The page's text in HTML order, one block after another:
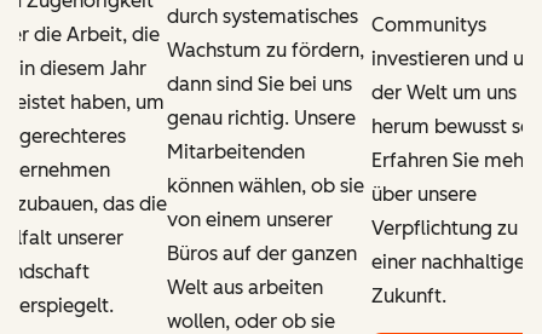
die Arbeit, die
in diesem Jahr
haben, um
gerechteres
das die
unserer
durch systematisches
Wachstum zu fördern,
dann sind Sie bei uns
genau richtig. Unsere
Mitarbeitenden
können wählen, ob sie
von einem unserer
Büros auf der ganzen
Welt aus arbeiten
wollen, oder ob sie
Communitys
investieren und uns
der Welt um uns
herum bewusst
Erfahren Sie mehr
über unsere
Verpflichtung zu
einer nachhaltigen
Zukunft.